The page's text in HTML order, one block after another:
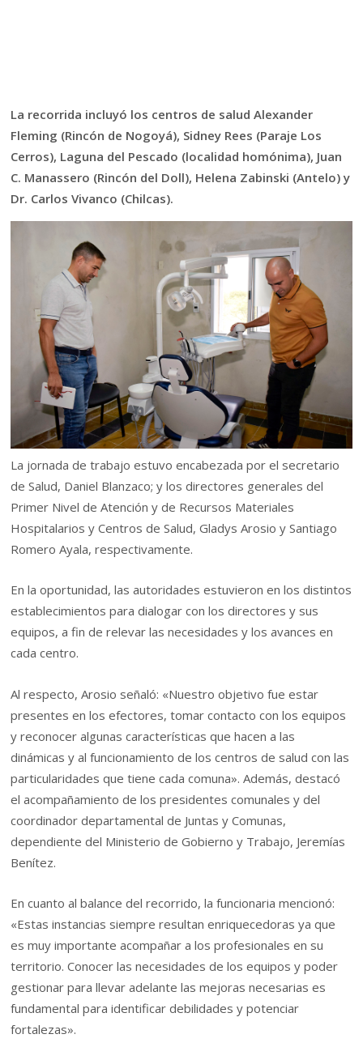
La recorrida incluyó los centros de salud Alexander
Fleming (Rincón de Nogoyá), Sidney Rees (Paraje Los
Cerros), Laguna del Pescado (localidad homónima), Juan
C. Manassero (Rincón del Doll), Helena Zabinski (Antelo) y
Dr. Carlos Vivanco (Chilcas).
La jornada de trabajo estuvo encabezada por el secretario
de Salud, Daniel Blanzaco; y los directores generales del
Primer Nivel de Atención y de Recursos Materiales
Hospitalarios y Centros de Salud, Gladys Arosio y Santiago
Romero Ayala, respectivamente.
En la oportunidad, las autoridades estuvieron en los distintos
establecimientos para dialogar con los directores y sus
equipos, a fin de relevar las necesidades y los avances en
cada centro.
Al respecto, Arosio señaló: «Nuestro objetivo fue estar
presentes en los efectores, tomar contacto con los equipos
y reconocer algunas características que hacen a las
dinámicas y al funcionamiento de los centros de salud con las
particularidades que tiene cada comuna». Además, destacó
el acompañamiento de los presidentes comunales y del
coordinador departamental de Juntas y Comunas,
dependiente del Ministerio de Gobierno y Trabajo, Jeremías
Benítez.
En cuanto al balance del recorrido, la funcionaria mencionó:
«Estas instancias siempre resultan enriquecedoras ya que
es muy importante acompañar a los profesionales en su
territorio. Conocer las necesidades de los equipos y poder
gestionar para llevar adelante las mejoras necesarias es
fundamental para identificar debilidades y potenciar
fortalezas».